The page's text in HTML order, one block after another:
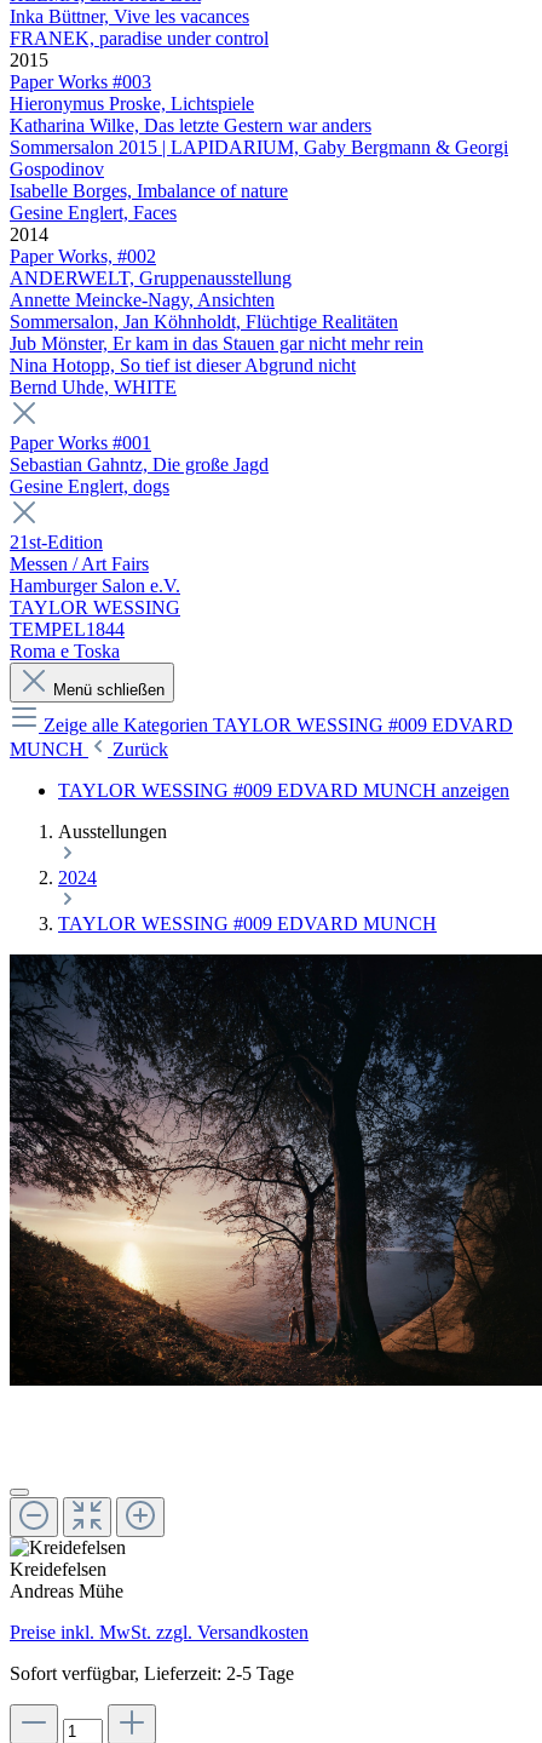
Inka Büttner, Vive les vacances
FRANEK, paradise under control
2015
Paper Works #003
Hieronymus Proske, Lichtspiele
Katharina Wilke, Das letzte Gestern war anders
Sommersalon 2015 | LAPIDARIUM, Gaby Bergmann & Georgi
Gospodinov
Isabelle Borges, Imbalance of nature
Gesine Englert, Faces
2014
Paper Works, #002
ANDERWELT, Gruppenausstellung
Annette Meincke-Nagy, Ansichten
Sommersalon, Jan Köhnholdt, Flüchtige Realitäten
Jub Mönster, Er kam in das Stauen gar nicht mehr rein
Nina Hotopp, So tief ist dieser Abgrund nicht
Bernd Uhde, WHITE
Paper Works #001
Sebastian Gahntz, Die große Jagd
Gesine Englert, dogs
21st-Edition
Messen / Art Fairs
Hamburger Salon e.V.
TAYLOR WESSING
TEMPEL1844
Roma e Toska
Menü schließen
Zeige alle Kategorien TAYLOR WESSING #009 EDVARD
MUNCH
Zurück
TAYLOR WESSING #009 EDVARD MUNCH anzeigen
Ausstellungen
2024
TAYLOR WESSING #009 EDVARD MUNCH
Kreidefelsen
Andreas Mühe
Preise inkl. MwSt. zzgl. Versandkosten
Sofort verfügbar, Lieferzeit: 2-5 Tage